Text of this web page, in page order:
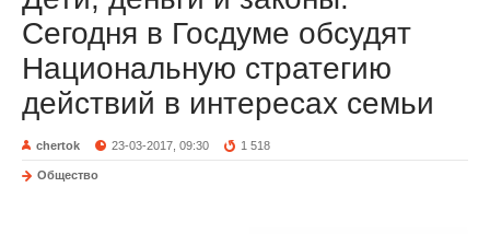
Сегодня в Госдуме обсудят
Национальную стратегию
действий в интересах семьи
chertok 23-03-2017, 09:30 1 518
Общество